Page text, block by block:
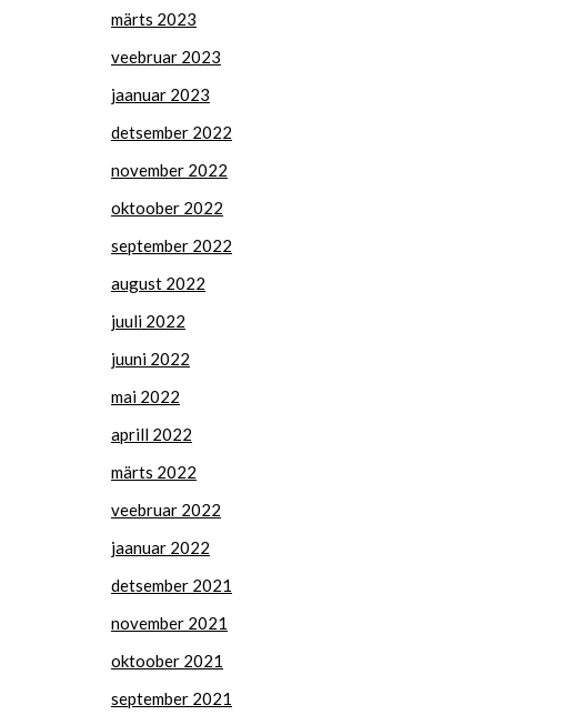
märts 2023
veebruar 2023
jaanuar 2023
detsember 2022
november 2022
oktoober 2022
september 2022
august 2022
juuli 2022
juuni 2022
mai 2022
aprill 2022
märts 2022
veebruar 2022
jaanuar 2022
detsember 2021
november 2021
oktoober 2021
september 2021